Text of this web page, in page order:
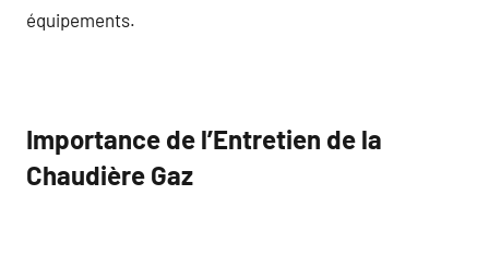
équipements.
Importance de l’Entretien de la
Chaudière Gaz